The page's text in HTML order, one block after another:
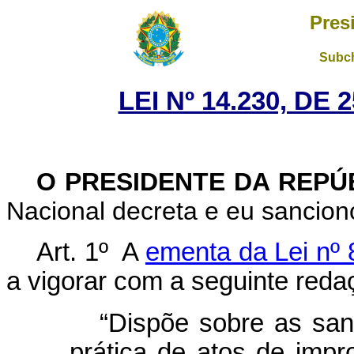
LEI Nº 14.230, DE
O PRESIDENTE DA
Nacional decreta e eu
Art. 1ºA ementa da Lei nº
a vigorar com a seguinte
“Dispõe sobre as